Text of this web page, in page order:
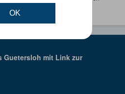
OK
guetersloh.de